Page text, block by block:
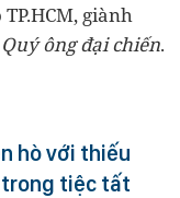
giành
Quý ông đại chiến.
hò với thiếu
trong tiệc tất